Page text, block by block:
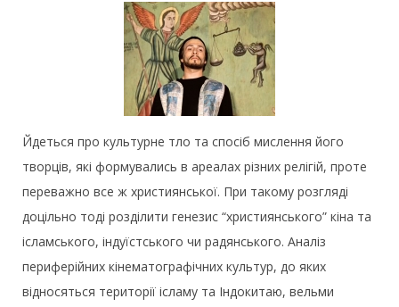
Йдеться про культурне тло та спосіб мислення його
творців, які формувались в ареалах різних релігій, проте
переважно все ж християнської. При такому розгляді
доцільно тоді розділити генезис “християнського” кіна та
ісламського, індуїстського чи радянського. Аналіз
периферійних кінематографічних культур, до яких
відносяться території ісламу та Індокитаю, вельми